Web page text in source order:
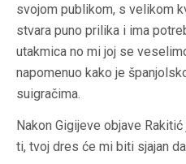
svojom publikom, s velikom
stvara puno prilika i ima
utakmica no mi joj se
napomenuo kako je
suigračima.
Nakon Gigijeve objave
ti, tvoj dres će mi biti sjajan